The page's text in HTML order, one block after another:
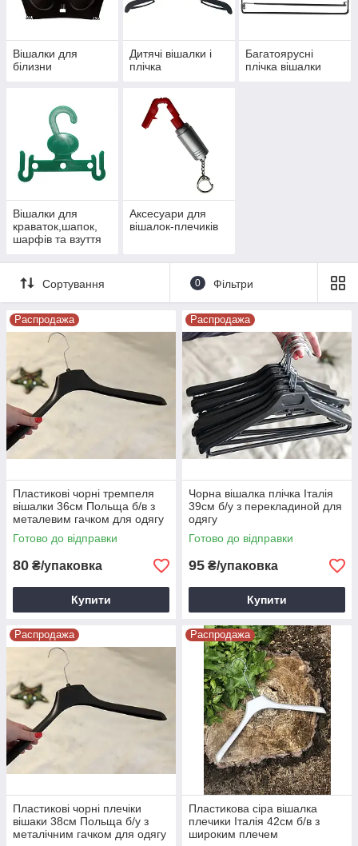
Вішалки для
білизни
Дитячі вішалки і
плічка
Багатоярусні
плічка вішалки
Вішалки для
краваток,шапок,
шарфів та взуття
Аксесуари для
вішалок-плечиків
Сортування 0 Фільтри
Распродажа
Пластикові чорні тремпеля
вішалки 36см Польща б/в з
металевим гачком для одягу
Готово до відправки
80 ₴/упаковка
Купити
Распродажа
Чорна вішалка плічка Італія
39см б/у з перекладиной для
одягу
Готово до відправки
95 ₴/упаковка
Купити
Распродажа
Пластикові чорні плечіки
вішаки 38см Польща б/у з
металічним гачком для одягу
Распродажа
Пластикова сіра вішалка
плечики Італія 42см б/в з
широким плечем